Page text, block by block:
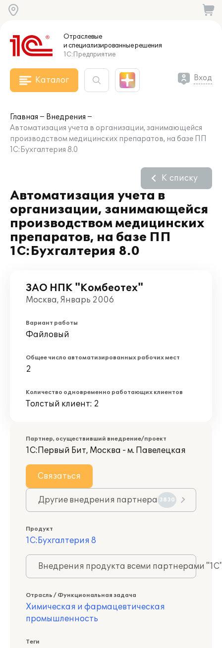
Отраслевые
и специализированныерешения
1С:Предприятие
Каталог Вход
Главная
Внедрения
Автоматизация учета в организации, занимающейся
производством медицинских препаратов, на базе ПП
1С:Бухгалтерия 8.0
Автоматизация учета в
организации, занимающейся
производством медицинских
препаратов, на базе ПП
1С:Бухгалтерия 8.0
К списку
ЗАО НПК "Комбеотех"
Москва, Январь 2006
Вариант работы
Файловый
Общее число автоматизированных рабочих мест
2
Количество одновременно работающих клиентов
Толстый клиент: 2
Партнер, осуществивший внедрение/проект
1С:Первый Бит, Москва - м. Павелецкая
Связаться
Другие внедрения партнера 3830
Продукт
1С:Бухгалтерия 8
Внедрения продукта всеми партнерами
Отрасль / Функциональная задача
Химическая и фармацевтическая
промышленность
Теги